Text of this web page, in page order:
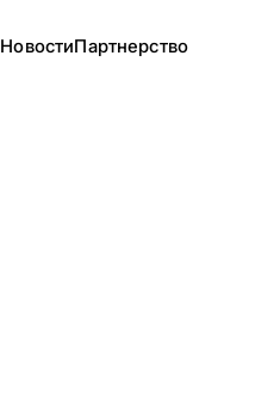
НовостиПартнерство